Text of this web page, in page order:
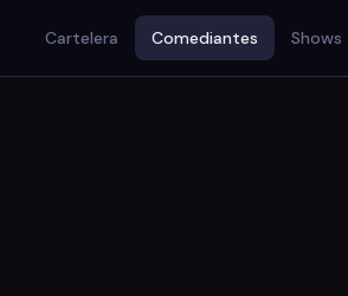
Cartelera Comediantes Shows